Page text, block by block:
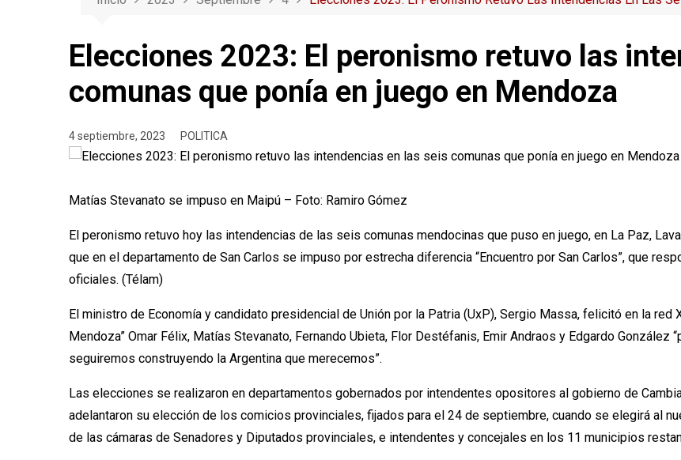
Elecciones 2023: El peronismo retuvo las
comunas que ponía en juego en Mendoza
4 septiembre, 2023 POLITICA
Matías Stevanato se impuso en Maipú – Foto: Ramiro Gómez
El peronismo retuvo hoy las intendencias de las seis comunas mendocinas que puso en juego, en La Paz,
que en el departamento de San Carlos se impuso por estrecha diferencia “Encuentro por San Carlos”, que
oficiales. (Télam)
El ministro de Economía y candidato presidencial de Unión por la Patria (UxP), Sergio Massa, felicitó en la
Mendoza” Omar Félix, Matías Stevanato, Fernando Ubieta, Flor Destéfanis, Emir Andraos y Edgardo
seguiremos construyendo la Argentina que merecemos”.
Las elecciones se realizaron en departamentos gobernados por intendentes opositores al gobierno de
adelantaron su elección de los comicios provinciales, fijados para el 24 de septiembre, cuando se elegirá al
de las cámaras de Senadores y Diputados provinciales, e intendentes y concejales en los 11 municipios